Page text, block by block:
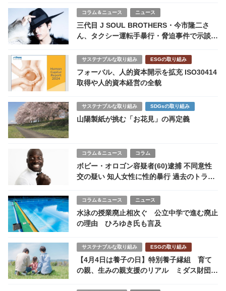
ー支援
コラム＆ニュース ニュース
三代目 J SOUL BROTHERS・今市隆二さ
ん、タクシー運転手暴行・脅迫事件で示談成
サステナブルな取り組み ESGの取り組み
フォーバル、人的資本開示を拡充 ISO30414
取得や人的資本経営の全貌
サステナブルな取り組み SDGsの取り組み
山陽製紙が挑む「お花見」の再定義
コラム＆ニュース コラム
ボビー・オロゴン容疑者(60)逮捕 不同意性
交の疑い 知人女性に性的暴行 過去のトラブ
コラム＆ニュース ニュース
水泳の授業廃止相次ぐ 公立中学で進む廃止
の理由 ひろゆき氏も言及
サステナブルな取り組み ESGの取り組み
【4月4日は養子の日】特別養子縁組 育て
の親、生みの親支援のリアル ミダス財団・